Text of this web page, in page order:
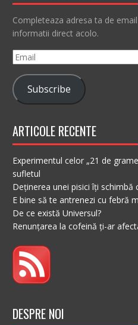
Completeaza adresa ta de
informatii direct acolo.
Email
Subscribe
ARTICOLE RECENTE
Experimentul celor „21 de
sufletul
Deținerea unei pisici îți schimbă
E bine să te antrenezi cu febră
De ce există Universul?
Renunțarea la cofeină ți-ar
DESPRE NOI